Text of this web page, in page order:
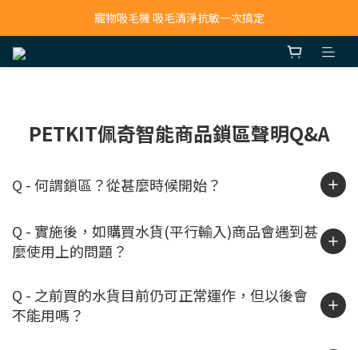
寵物吸毛機 吸毛清淨抗敏一次搞定
寵物吸毛機 吸毛清淨抗敏一次搞定
PETKIT佩奇智能商品鎖區聲明Q&A
Q - 何謂鎖區？從甚麼時候開始？
Q - 實施後，如購買水貨(平行輸入)商品會遇到甚
麼使用上的問題？
Q - 之前買的水貨目前仍可正常運作，但以後會
不能用嗎？